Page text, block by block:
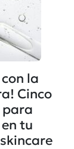
con la
Cinco
tu